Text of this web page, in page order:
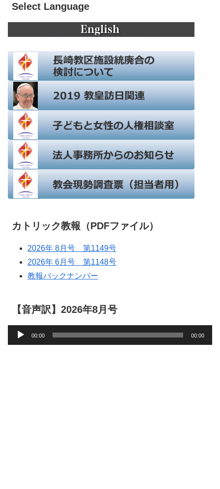
Select Language
カトリック教報（PDFファイル）
2026年 8月号 第1149号
2026年 6月号 第1148号
教報バックナンバー
【音声訳】2026年8月号
声
00:00 00:00